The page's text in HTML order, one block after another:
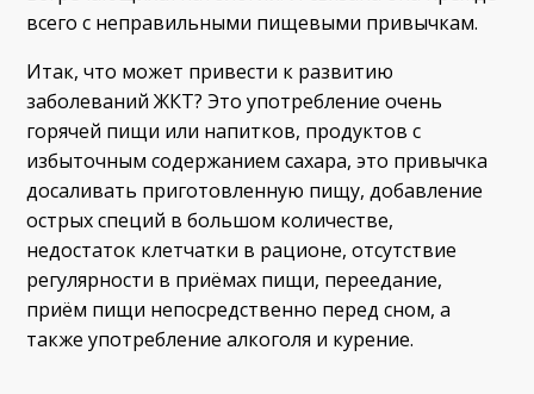
всего с неправильными пищевыми привычкам.
Итак, что может привести к развитию
заболеваний ЖКТ? Это употребление очень
горячей пищи или напитков, продуктов с
избыточным содержанием сахара, это привычка
досаливать приготовленную пищу, добавление
острых специй в большом количестве,
недостаток клетчатки в рационе, отсутствие
регулярности в приёмах пищи, переедание,
приём пищи непосредственно перед сном, а
также употребление алкоголя и курение.